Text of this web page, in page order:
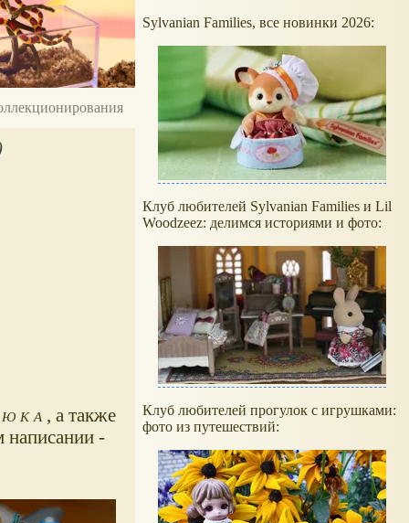
, а также
написании -
Sylvanian Families, все новинки 2026:
Клуб любителей Sylvanian Families и Lil
Woodzeez: делимся историями и фото:
Клуб любителей прогулок с игрушками:
фото из путешествий: